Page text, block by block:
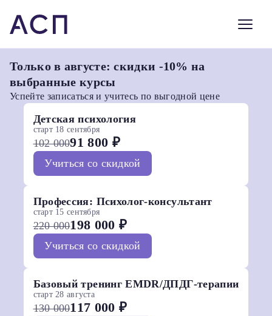
Только в августе: скидки -10% на
выбранные курсы
Успейте записаться и учитесь по выгодной цене
Детская психология
старт 18 сентября
102 00091 800 ₽
Учиться со скидкой
Профессия: Психолог-консультант
старт 15 сентября
220 000198 000 ₽
Учиться со скидкой
Базовый тренинг EMDR/ДПДГ-терапии
старт 28 августа
130 000117 000 ₽